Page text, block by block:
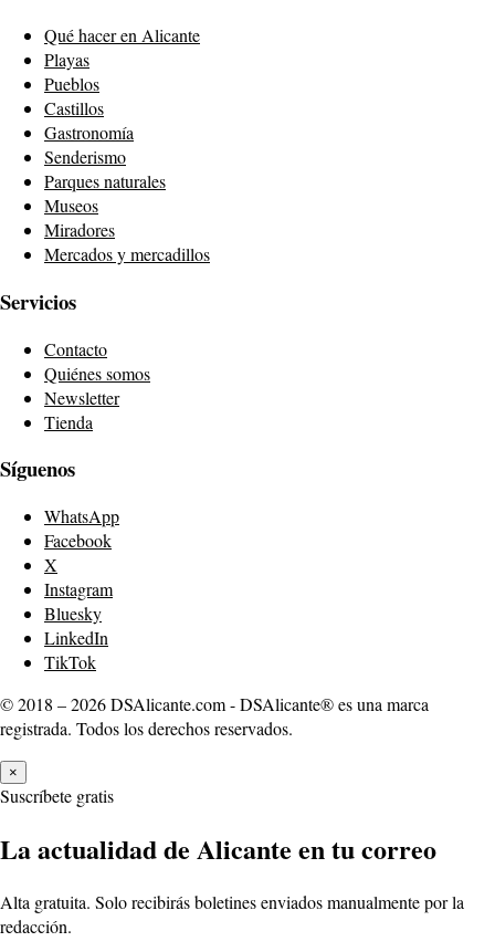
Qué hacer en Alicante
Playas
Pueblos
Castillos
Gastronomía
Senderismo
Parques naturales
Museos
Miradores
Mercados y mercadillos
Servicios
Contacto
Quiénes somos
Newsletter
Tienda
Síguenos
WhatsApp
Facebook
X
Instagram
Bluesky
LinkedIn
TikTok
© 2018 – 2026 DSAlicante.com - DSAlicante® es una marca
registrada. Todos los derechos reservados.
×
Suscríbete gratis
La actualidad de Alicante en tu correo
Alta gratuita. Solo recibirás boletines enviados manualmente por la
redacción.